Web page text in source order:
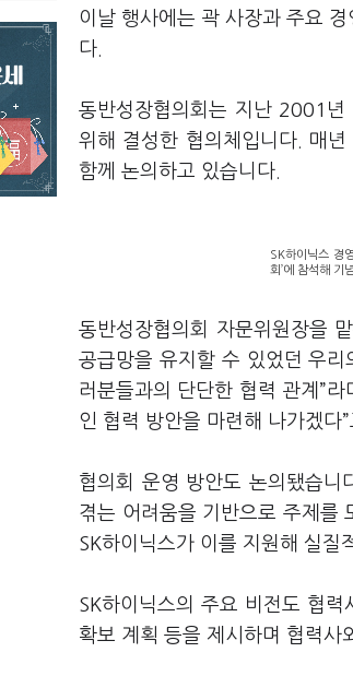
이날 행사에는 곽 사장과 주요
다.
동반성장협의회는 지난 2001년
위해 결성한 협의체입니다. 매
함께 논의하고 있습니다.
SK하이닉스 경
회’에 참석해 기
동반성장협의회 자문위원장을
공급망을 유지할 수 있었던 우
러분들과의 단단한 협력 관계”
인 협력 방안을 마련해 나가겠다”
협의회 운영 방안도 논의됐습니
겪는 어려움을 기반으로 주제를
SK하이닉스가 이를 지원해 실질
SK하이닉스의 주요 비전도 협
확보 계획 등을 제시하며 협력사